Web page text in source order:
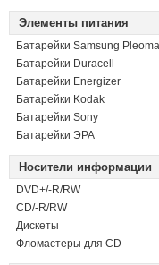
Элементы питания
Батарейки Samsung
Батарейки Duracell
Батарейки Energizer
Батарейки Kodak
Батарейки Sony
Батарейки ЭРА
Носители информации
DVD+/-R/RW
СD/-R/RW
Дискеты
Фломастеры для CD